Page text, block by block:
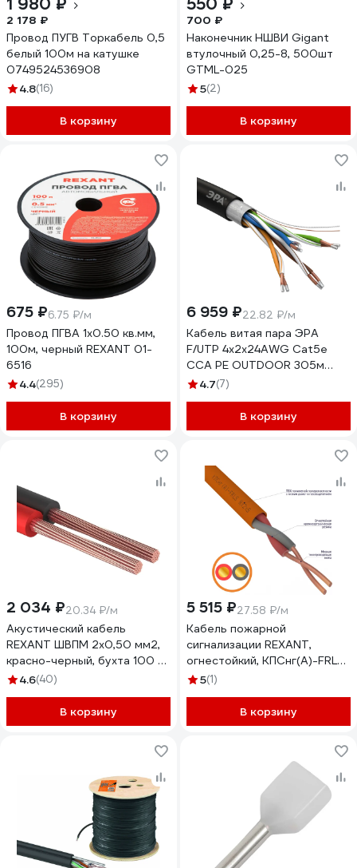
2 178 ₽
Провод ПУГВ Торкабель 0,5
белый 100м на катушке
0749524536908
4.8(16)
В корзину
700 ₽
Наконечник НШВИ Gigant
втулочный 0,25-8, 500шт
GTML-025
5(2)
В корзину
675 ₽6.75 ₽/м
Провод ПГВА 1х0.50 кв.мм,
100м, черный REXANT 01-
6516
4.4(295)
В корзину
6 959 ₽22.82 ₽/м
Кабель витая пара ЭРА
F/UTP 4x2x24AWG Cat5e
CCA PE OUTDOOR 305м
SIMPLE Б0044441
4.7(7)
В корзину
2 034 ₽20.34 ₽/м
Акустический кабель
REXANT ШВПМ 2х0,50 мм2,
красно-черный, бухта 100 м
01-6103-3
4.6(40)
В корзину
5 515 ₽27.58 ₽/м
Кабель пожарной
сигнализации REXANT,
огнестойкий, КПСнг(А)-FRLS
1x2x0,50мм2, 200 м 01-
5(1)
В корзину